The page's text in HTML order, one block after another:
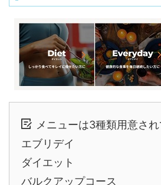
メニューは3種類用意され
エブリデイ
ダイエット
バルクアップコース